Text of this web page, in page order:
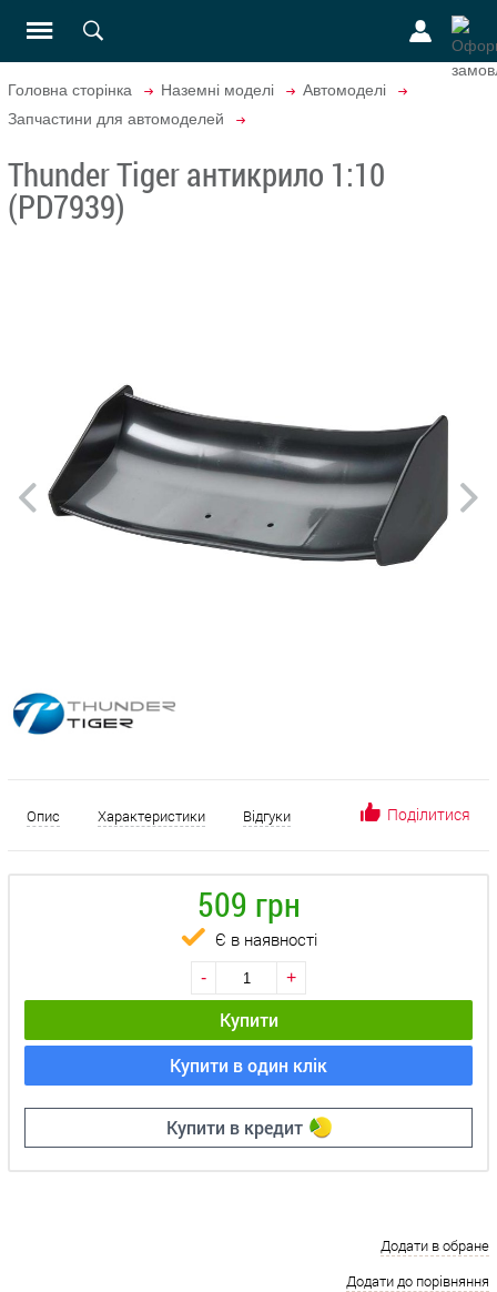
Головна сторінка Наземні моделі
Автомоделі
Запчастини для автомоделей
Thunder Tiger антикрило 1:10
(PD7939)
Опис Характеристики Відгуки Поділитися
509 грн
Є в наявності
- +
Купити
Купити в один клік
Купити в кредит
Додати в обране
Додати до порівняння